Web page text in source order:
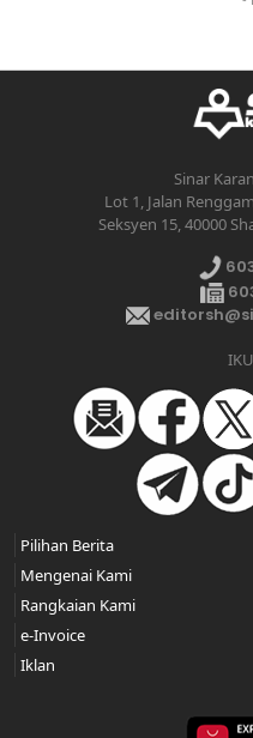
Sinar
Lot 1, Jalan
Seksyen 15, 40000